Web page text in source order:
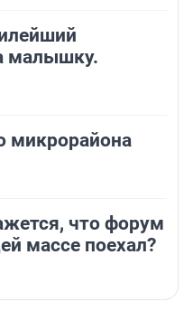
малышку.
микрорайона
что форум
массе поехал?